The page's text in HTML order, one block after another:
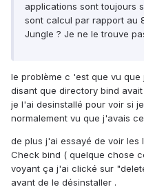
applications sont toujours
sont calcul par rapport au
Jungle ? Je ne le trouve
le problème c 'est que vu
disant que directory bind
je l'ai desinstallé pour voir si
normalement vu que j'avais
de plus j'ai essayé de voir
Check bind ( quelque chose
voyant ça j'ai clické sur
avant de le désinstaller .